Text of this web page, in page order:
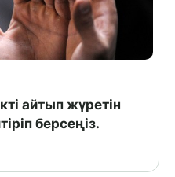
айтып жүретін
берсеңіз.